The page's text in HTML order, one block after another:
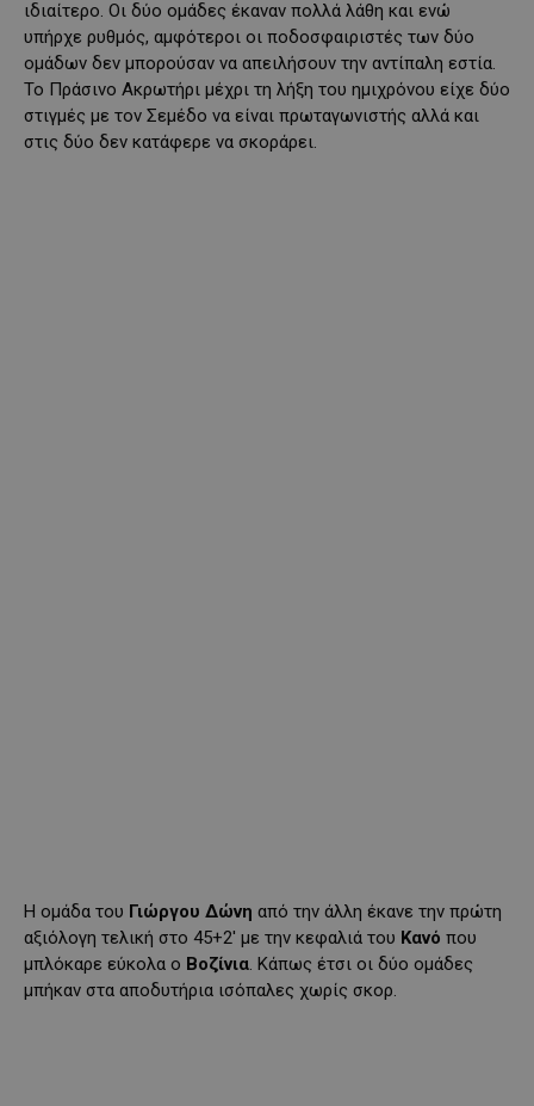
ιδιαίτερο. Οι δύο ομάδες έκαναν πολλά λάθη και ενώ
υπήρχε ρυθμός, αμφότεροι οι ποδοσφαιριστές των δύο
ομάδων δεν μπορούσαν να απειλήσουν την αντίπαλη εστία.
Το Πράσινο Ακρωτήρι μέχρι τη λήξη του ημιχρόνου είχε δύο
στιγμές με τον Σεμέδο να είναι πρωταγωνιστής αλλά και
στις δύο δεν κατάφερε να σκοράρει.
Η ομάδα του Γιώργου Δώνη από την άλλη έκανε την πρώτη
αξιόλογη τελική στο 45+2′ με την κεφαλιά του Κανό που
μπλόκαρε εύκολα ο Βοζίνια. Κάπως έτσι οι δύο ομάδες
μπήκαν στα αποδυτήρια ισόπαλες χωρίς σκορ.